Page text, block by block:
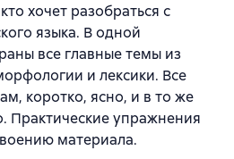
хочет разобраться с
языка. В одной
все главные темы из
и лексики. Все
коротко, ясно, и в то же
Практические упражнения
материала.